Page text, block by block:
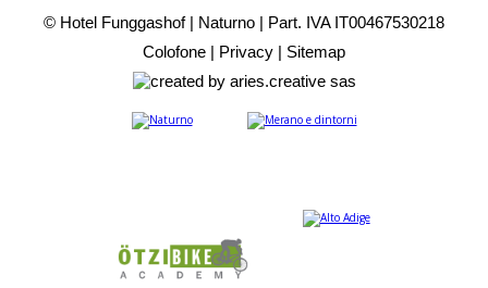
© Hotel Funggashof Naturno
Part. IVA IT00467530218
Colofone
Privacy Sitemap